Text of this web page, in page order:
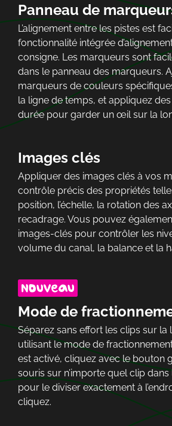
Panneau de
L’alignement entre les pistes est
fonctionnalité intégrée
consigne. Les marqueurs sont
dans le panneau des marqueurs.
marqueurs de couleurs
la ligne de temps, et appliquez
durée pour garder un œil sur la
Images clés
Appliquer des images clés à vos
contrôle précis des propriétés
position, l’échelle, la rotation des
recadrage. Vous pouvez
images-clés pour contrôler les
volume du canal, la balance et la
Mode de
Séparez sans effort les clips sur la
utilisant le mode de
est activé, cliquez avec le bouton
souris sur n’importe quel clip
pour le diviser exactement à
cliquez.